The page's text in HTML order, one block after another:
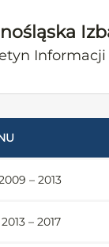
– 2013
– 2017